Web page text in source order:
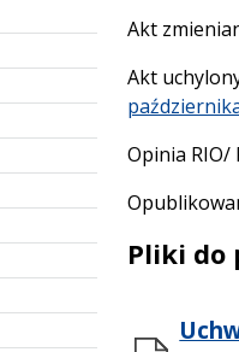
Akt
Akt
Opinia RIO/
Pliki do